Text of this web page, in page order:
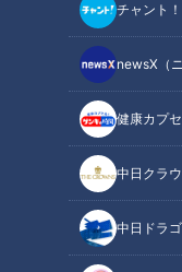
チャント！
newsX（
健康カプ
中日クラ
中日ドラ
足！愛知県愛
探す旅